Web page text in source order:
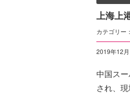
上海上
カテゴリー：
2019年12月
中国ス
され、